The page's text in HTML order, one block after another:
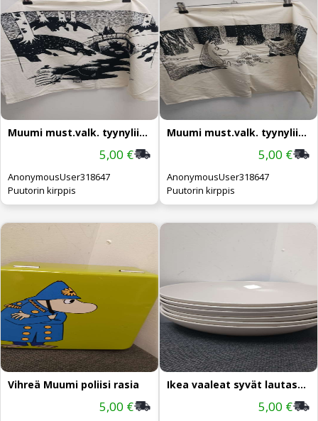
Muumi must.valk. tyynyliina
5,00 €
AnonymousUser318647
Puutorin kirppis
Muumi must.valk. tyynyliina
5,00 €
AnonymousUser318647
Puutorin kirppis
Vihreä Muumi poliisi rasia
5,00 €
Ikea vaaleat syvät lautaset 6kpl
5,00 €